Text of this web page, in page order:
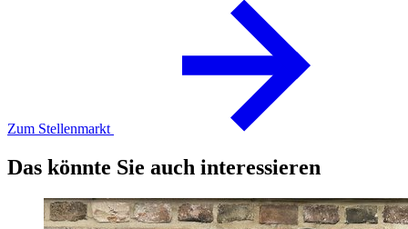
Zum Stellenmarkt
Das könnte Sie auch interessieren